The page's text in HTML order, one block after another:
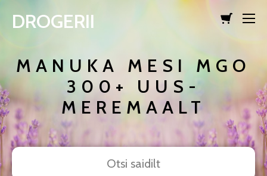
lisati ostukorvi.
DROGERII
MANUKA MESI MGO
300+ UUS-
MEREMAALT